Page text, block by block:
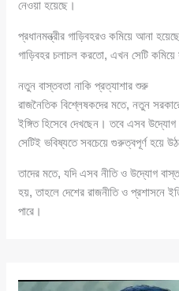
নেওয়া হয়েছে।
প্রধানমন্ত্রীর গাড়িবহরও কমিয়ে আনা
গাড়িবহর চলাচল করতো, এখন সেটি কমিয়ে
নতুন বাস্তবতা নাকি প্রত্যাশার শুরু
রাজনৈতিক বিশ্লেষকদের মতে, নতুন
ইঙ্গিত হিসেবে দেখছেন। তবে এসব উদ্যোগ
সেটিই ভবিষ্যতে সবচেয়ে গুরুত্বপূর্ণ হয়ে
তাদের মতে, যদি এসব নীতি ও উদ্যোগ
হয়, তাহলে দেশের রাজনীতি ও প্রশাসনে
পারে।